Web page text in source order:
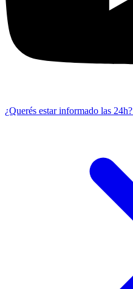
¿Querés estar informado las 24h?